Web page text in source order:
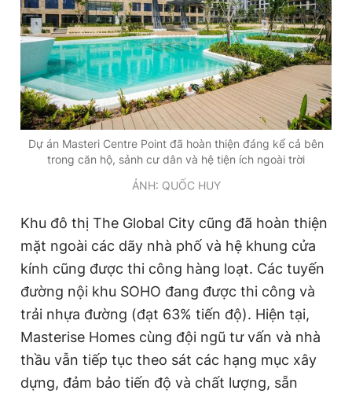
Dự án Masteri Centre Point đã hoàn thiện đáng kể cả bên
trong căn hộ, sảnh cư dân và hệ tiện ích ngoài trời
ẢNH: QUỐC HUY
Khu đô thị The Global City cũng đã hoàn thiện
mặt ngoài các dãy nhà phố và hệ khung cửa
kính cũng được thi công hàng loạt. Các tuyến
đường nội khu SOHO đang được thi công và
trải nhựa đường (đạt 63% tiến độ). Hiện tại,
Masterise Homes cùng đội ngũ tư vấn và nhà
thầu vẫn tiếp tục theo sát các hạng mục xây
dựng, đảm bảo tiến độ và chất lượng, sẵn